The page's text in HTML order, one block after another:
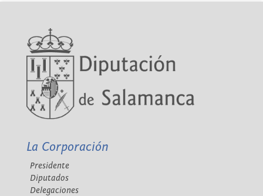
La Corporación
Presidente
Diputados
Delegaciones